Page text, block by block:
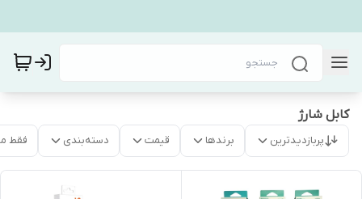
کابل شارژ
پربازدیدترین برندها قیمت دسته‌بندی فقط